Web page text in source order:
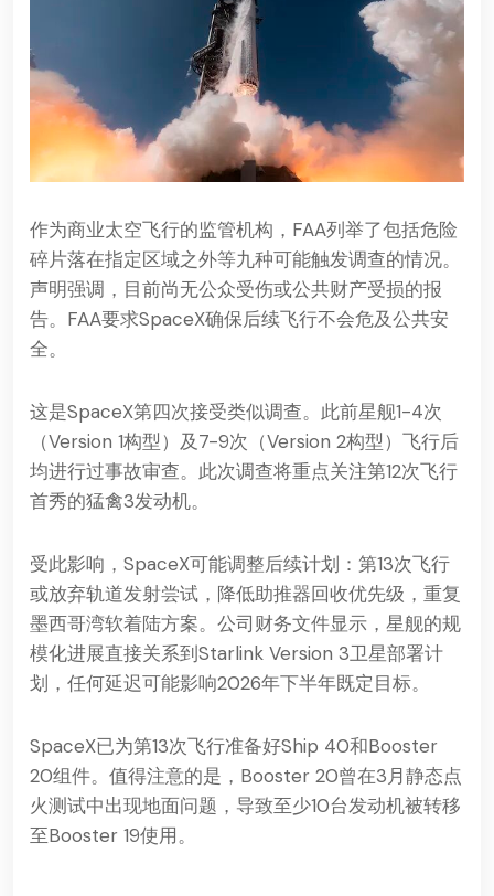
作为商业太空飞行的监管机构，FAA列举了包括危险
碎片落在指定区域之外等九种可能触发调查的情况。
声明强调，目前尚无公众受伤或公共财产受损的报
告。FAA要求SpaceX确保后续飞行不会危及公共安
全。
这是SpaceX第四次接受类似调查。此前星舰1-4次
（Version 1构型）及7-9次（Version 2构型）飞行后
均进行过事故审查。此次调查将重点关注第12次飞行
首秀的猛禽3发动机。
受此影响，SpaceX可能调整后续计划：第13次飞行
或放弃轨道发射尝试，降低助推器回收优先级，重复
墨西哥湾软着陆方案。公司财务文件显示，星舰的规
模化进展直接关系到Starlink Version 3卫星部署计
划，任何延迟可能影响2026年下半年既定目标。
SpaceX已为第13次飞行准备好Ship 40和Booster
20组件。值得注意的是，Booster 20曾在3月静态点
火测试中出现地面问题，导致至少10台发动机被转移
至Booster 19使用。